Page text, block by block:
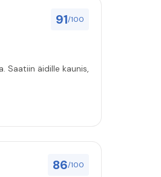
91/100
Saatiin äidille kaunis,
86/100